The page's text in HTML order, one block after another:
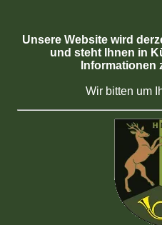
Unsere Website wird
und steht Ihnen in
Informationen
Wir bitten um